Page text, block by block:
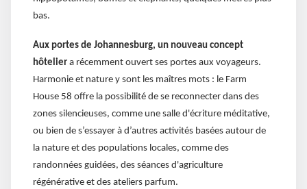
bas.
Aux portes de Johannesburg, un nouveau concept
hôtelier a récemment ouvert ses portes aux voyageurs.
Harmonie et nature y sont les maîtres mots : le Farm
House 58 offre la possibilité de se reconnecter dans des
zones silencieuses, comme une salle d'écriture méditative,
ou bien de s’essayer à d’autres activités basées autour de
la nature et des populations locales, comme des
randonnées guidées, des séances d'agriculture
régénérative et des ateliers parfum.